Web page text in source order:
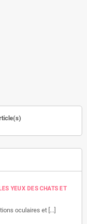
YEUX DES CHATS ET
oculaires et [...]